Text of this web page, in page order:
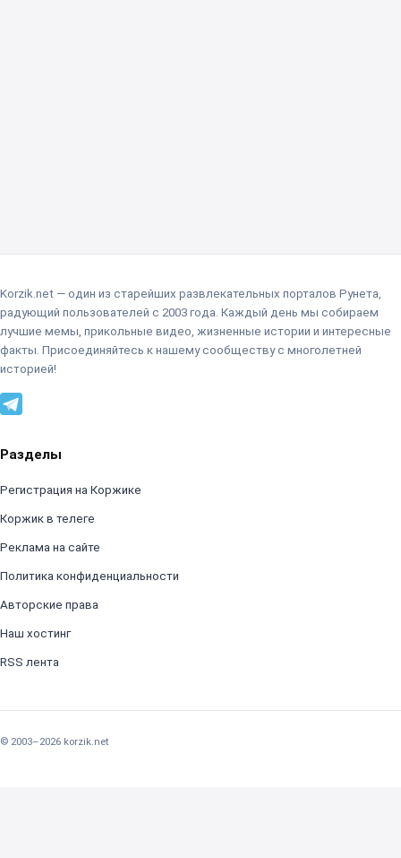
Korzik.net — один из старейших развлекательных порталов Рунета,
радующий пользователей с 2003 года. Каждый день мы собираем
лучшие мемы, прикольные видео, жизненные истории и интересные
факты. Присоединяйтесь к нашему сообществу с многолетней
историей!
Разделы
Регистрация на Коржике
Коржик в телеге
Реклама на сайте
Политика конфиденциальности
Авторские права
Наш хостинг
RSS лента
© 2003–2026 korzik.net